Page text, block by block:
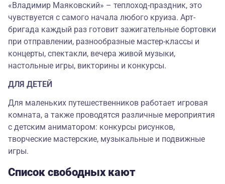
«Владимир Маяковский» – теплоход-праздник, это
чувствуется с самого начала любого круиза. Арт-
бригада каждый раз готовит зажигательные бортовки
при отправлении, разнообразные мастер-классы и
концерты, спектакли, вечера живой музыки,
настольные игры, викторины и конкурсы.
ДЛЯ ДЕТЕЙ
Для маленьких путешественников работает игровая
комната, а также проводятся различные мероприятия
с детским аниматором: конкурсы рисунков,
творческие мастерские, музыкальные и подвижные
игры.
Список свободных кают